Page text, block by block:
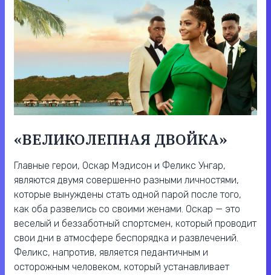
«ВЕЛИКОЛЕПНАЯ ДВОЙКА»
Главные герои, Оскар Мэдисон и Феликс Унгар,
являются двумя совершенно разными личностями,
которые вынуждены стать одной парой после того,
как оба развелись со своими женами. Оскар — это
веселый и беззаботный спортсмен, который проводит
свои дни в атмосфере беспорядка и развлечений.
Феликс, напротив, является педантичным и
осторожным человеком, который устанавливает